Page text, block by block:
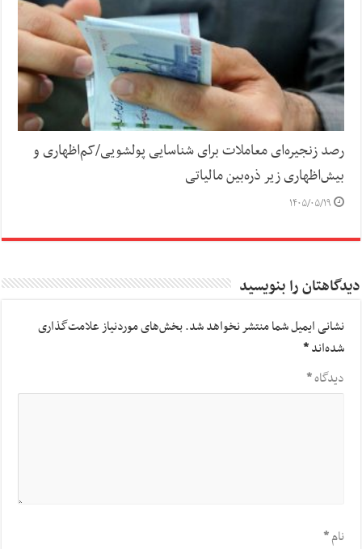
رصد زنجیره‌ای معاملات برای شناسایی پولشویی/کم‌اظهاری و
بیش‌اظهاری زیر ذره‌بین مالیاتی
۱۴۰۵/۰۵/۱۹
دیدگاهتان را بنویسید
نشانی ایمیل شما منتشر نخواهد شد.بخش‌های موردنیاز علامت‌گذاری
شده‌اند*
دیدگاه*
نام*